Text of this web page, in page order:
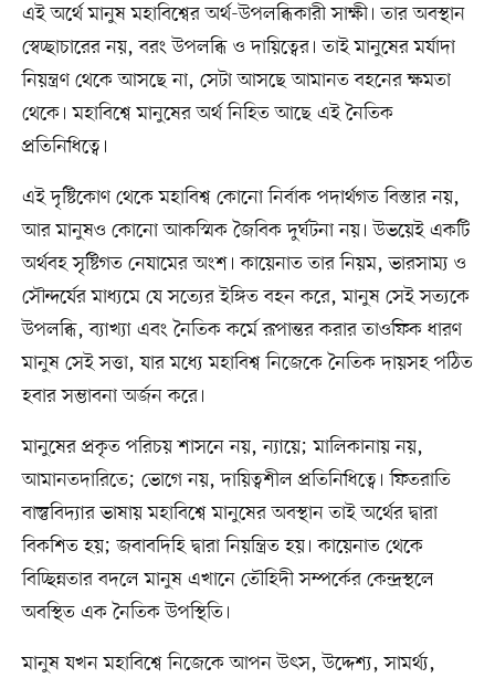
এই অর্থে মানুষ মহাবিশ্বের অর্থ-উপলব্ধিকারী সাক্ষী। তার অবস্থান
স্বেচ্ছাচারের নয়, বরং উপলব্ধি ও দায়িত্বের। তাই মানুষের মর্যাদা
নিয়ন্ত্রণ থেকে আসছে না, সেটা আসছে আমানত বহনের ক্ষমতা
থেকে। মহাবিশ্বে মানুষের অর্থ নিহিত আছে এই নৈতিক
প্রতিনিধিত্বে।
এই দৃষ্টিকোণ থেকে মহাবিশ্ব কোনো নির্বাক পদার্থগত বিস্তার নয়,
আর মানুষও কোনো আকস্মিক জৈবিক দুর্ঘটনা নয়। উভয়েই একটি
অর্থবহ সৃষ্টিগত নেযামের অংশ। কায়েনাত তার নিয়ম, ভারসাম্য ও
সৌন্দর্যের মাধ্যমে যে সত্যের ইঙ্গিত বহন করে, মানুষ সেই সত্যকে
উপলব্ধি, ব্যাখ্যা এবং নৈতিক কর্মে রূপান্তর করার তাওফিক ধারণ
মানুষ সেই সত্তা, যার মধ্যে মহাবিশ্ব নিজেকে নৈতিক দায়সহ পঠিত
হবার সম্ভাবনা অর্জন করে।
মানুষের প্রকৃত পরিচয় শাসনে নয়, ন্যায়ে; মালিকানায় নয়,
আমানতদারিতে; ভোগে নয়, দায়িত্বশীল প্রতিনিধিত্বে। ফিতরাতি
বাস্তুবিদ্যার ভাষায় মহাবিশ্বে মানুষের অবস্থান তাই অর্থের দ্বারা
বিকশিত হয়; জবাবদিহি দ্বারা নিয়ন্ত্রিত হয়। কায়েনাত থেকে
বিচ্ছিন্নতার বদলে মানুষ এখানে তৌহিদী সম্পর্কের কেন্দ্রস্থলে
অবস্থিত এক নৈতিক উপস্থিতি।
মানুষ যখন মহাবিশ্বে নিজেকে আপন উৎস, উদ্দেশ্য, সামর্থ্য,